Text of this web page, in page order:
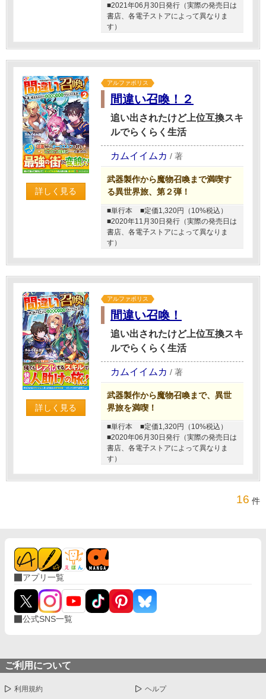
■2021年06月30日発行（実際の発売日は
書店、各電子ストアによって異なりま
す）
詳しく見る
アルファポリス
間違い召喚！２
追い出されたけど上位互換スキ
ルでらくらく生活
カムイイムカ / 著
武器製作から魔物召喚まで満喫す
る異世界旅、第２弾！
■単行本
■定価1,320円（10%税込）
■2020年11月30日発行（実際の発売日は
書店、各電子ストアによって異なりま
す）
詳しく見る
アルファポリス
間違い召喚！
追い出されたけど上位互換スキ
ルでらくらく生活
カムイイムカ / 著
武器製作から魔物召喚まで、異世
界旅を満喫！
■単行本
■定価1,320円（10%税込）
■2020年06月30日発行（実際の発売日は
書店、各電子ストアによって異なりま
す）
16 件
アプリ一覧
公式SNS一覧
ご利用について
利用規約 ヘルプ